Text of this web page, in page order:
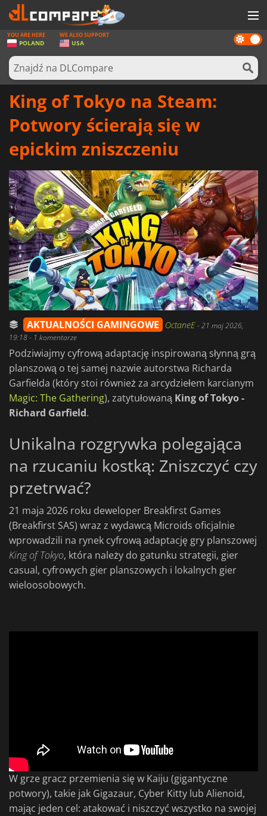
GRY
KARTY DO GIER
OPROGRAMOWANIE
REWARDS
SPRZĘT KOMPUTEROWY
AKTUALNOŚCI
ZALOGUJ SIĘ LUB ZAREJESTRUJ
Dark
mode
YOU ARE HERE
POLAND
WE ALSO SUPPORT
USA
King of Tokyo na Steam:
Potwory ścierają się w
epickim zniszczeniu
AKTUALNOŚCI GAMINGOWE OctaneE-21 maj 2026,
19:18- 1 komentarze
Podziwiajmy cyfrową adaptację inspirowaną słynną grą
planszową o tej samej nazwie autorstwa Richarda
Garfielda (który stoi również za arcydziełem karcianym
Magic: The Gathering), zatytułowaną King of Tokyo -
Richard Garfield.
Unikalna rozgrywka polegająca
na rzucaniu kostką: Zniszczyć czy
przetrwać?
21 maja 2026 roku deweloper Breakfirst Games
(Breakfirst SAS) wraz z wydawcą Microids oficjalnie
wprowadzili na rynek cyfrową adaptację gry planszowej
King of Tokyo, która należy do gatunku strategii, gier
casual, cyfrowych gier planszowych i lokalnych gier
wieloosobowych.
W grze gracz przemienia się w Kaiju (gigantyczne
potwory), takie jak Gigazaur, Cyber Kitty lub Alienoid,
mając jeden cel: atakować i niszczyć wszystko na swojej